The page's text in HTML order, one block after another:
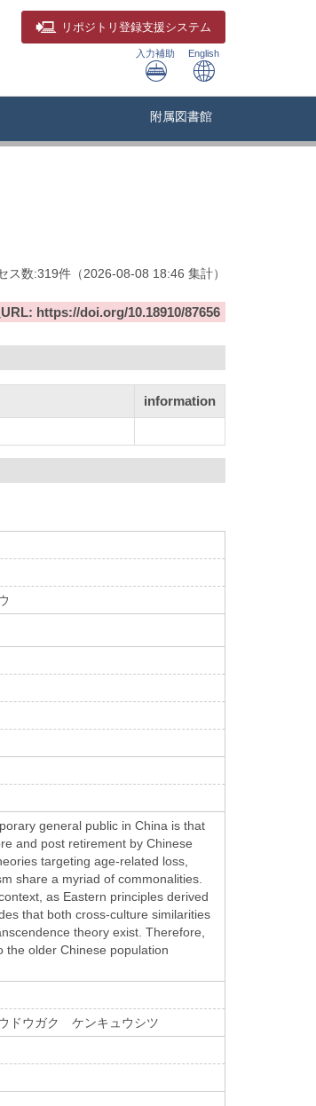
リポジトリ 登録支援システム
入力補助 English
附属図書館
ス数:319件 （2026-08-08 18:46 集計）
URL: https://doi.org/10.18910/87656
information
general public in China is that
and post retirement by Chinese
targeting age-related loss,
share a myriad of commonalities.
as Eastern principles derived
that both cross-culture similarities
theory exist. Therefore,
the older Chinese population
ドウガク ケンキュウシツ